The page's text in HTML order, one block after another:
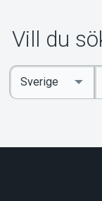
Vill du
Ange
sökord
Select
Country